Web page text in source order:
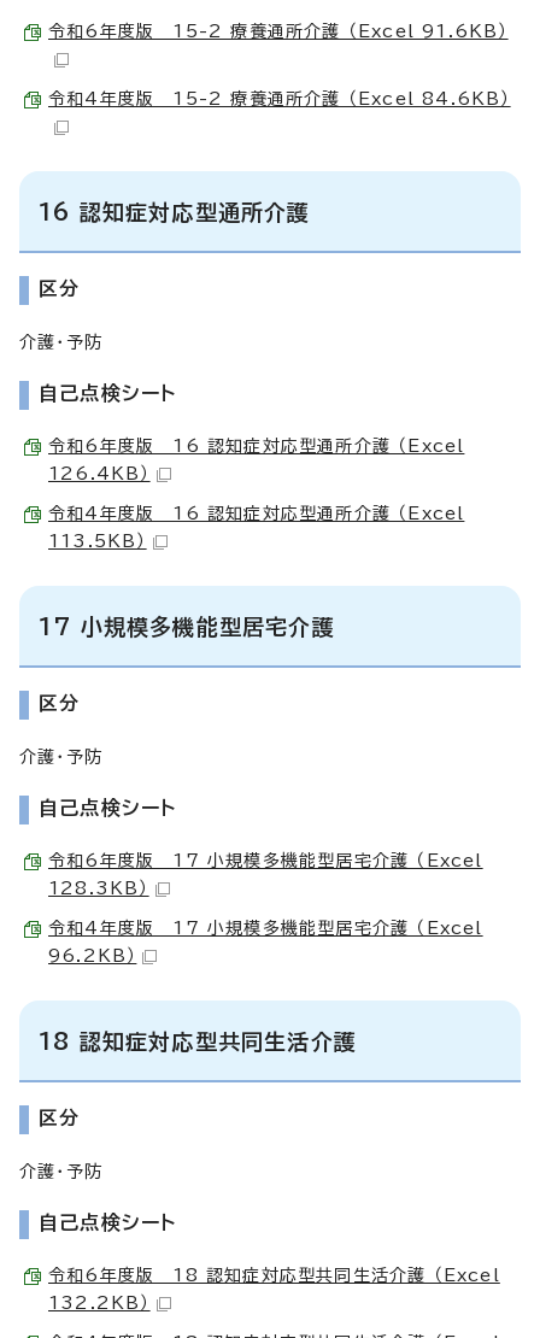
令和6年度版 15-2 療養通所介護 （Excel 91.6KB）
令和4年度版 15-2 療養通所介護 （Excel 84.6KB）
16 認知症対応型通所介護
区分
介護・予防
自己点検シート
令和6年度版 16 認知症対応型通所介護 （Excel
126.4KB）
令和4年度版 16 認知症対応型通所介護 （Excel
113.5KB）
17 小規模多機能型居宅介護
区分
介護・予防
自己点検シート
令和6年度版 17 小規模多機能型居宅介護 （Excel
128.3KB）
令和4年度版 17 小規模多機能型居宅介護 （Excel
96.2KB）
18 認知症対応型共同生活介護
区分
介護・予防
自己点検シート
令和6年度版 18 認知症対応型共同生活介護 （Excel
132.2KB）